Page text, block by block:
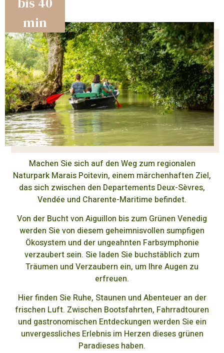
min
Machen Sie sich auf den Weg zum regionalen
Naturpark Marais Poitevin, einem märchenhaften Ziel,
das sich zwischen den Departements Deux-Sèvres,
Vendée und Charente-Maritime befindet.
Von der Bucht von Aiguillon bis zum Grünen Venedig
werden Sie von diesem geheimnisvollen sumpfigen
Ökosystem und der ungeahnten Farbsymphonie
verzaubert sein. Sie laden Sie buchstäblich zum
Träumen und Verzaubern ein, um Ihre Augen zu
erfreuen.
Hier finden Sie Ruhe, Staunen und Abenteuer an der
frischen Luft. Zwischen Bootsfahrten, Fahrradtouren
und gastronomischen Entdeckungen werden Sie ein
unvergessliches Erlebnis im Herzen dieses grünen
Paradieses haben.